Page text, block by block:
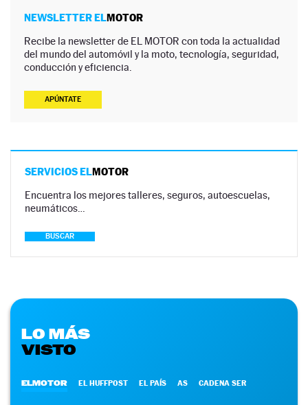
NEWSLETTER ELMOTOR
Recibe la newsletter de EL MOTOR con toda la actualidad
del mundo del automóvil y la moto, tecnología, seguridad,
conducción y eficiencia.
APÚNTATE
SERVICIOS ELMOTOR
Encuentra los mejores talleres, seguros, autoescuelas,
neumáticos…
BUSCAR
LO MÁS
VISTO
ELMOTOR EL HUFFPOST EL PAÍS AS CADENA SER